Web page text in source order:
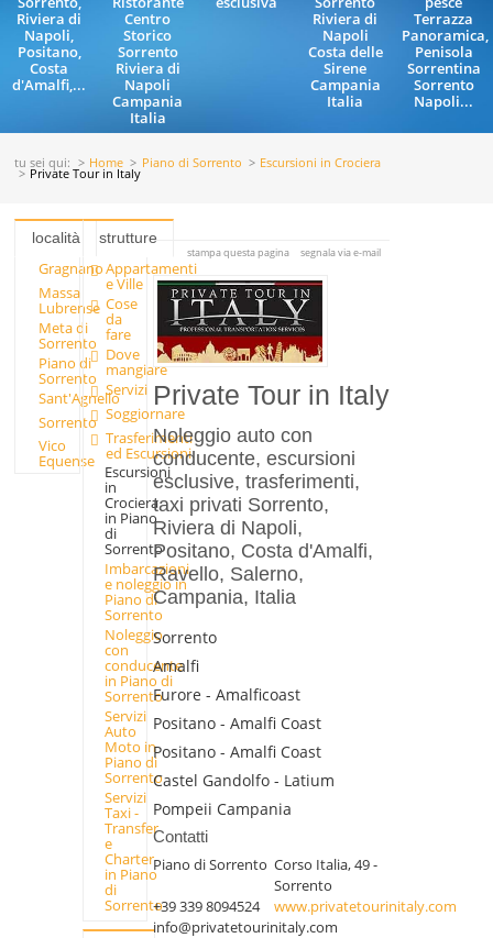
Riviera di
Napoli,
Positano,
Costa
d'Amalfi,...
Centro
Storico
Sorrento
Riviera di
Napoli
Campania
Italia
Riviera di
Napoli
Costa delle
Sirene
Campania
Italia
Terrazza
Panoramica,
Penisola
Sorrentina
Sorrento
Napoli...
tu sei qui: Home Piano di Sorrento Escursioni in Crociera
Private Tour in Italy
località
Gragnano
Massa
Lubrense
Meta di
Sorrento
Piano di
Sorrento
Sant'Agnello
Sorrento
Vico
Equense
strutture
Appartamenti
e Ville
Cose
da
fare
Dove
mangiare
Servizi
Soggiornare
Trasferimenti
ed Escursioni
Escursioni
in
Crociera
in Piano
di
Sorrento
Imbarcazioni
e noleggio in
Piano di
Sorrento
Noleggio
con
conducente
in Piano di
Sorrento
Servizi
Auto
Moto in
Piano di
Sorrento
Servizi
Taxi -
Transfer
e
Charter
in Piano
di
Sorrento
stampa questa pagina segnala via e-mail
Private Tour in Italy
Noleggio auto con
conducente, escursioni
esclusive, trasferimenti,
taxi privati Sorrento,
Riviera di Napoli,
Positano, Costa d'Amalfi,
Ravello, Salerno,
Campania, Italia
Sorrento
Amalfi
Furore - Amalficoast
Positano - Amalfi Coast
Positano - Amalfi Coast
Castel Gandolfo - Latium
Pompeii Campania
Contatti
Piano di Sorrento Corso Italia, 49 -
Sorrento
+39 339 8094524
www.privatetourinitaly.com
info@privatetourinitaly.com